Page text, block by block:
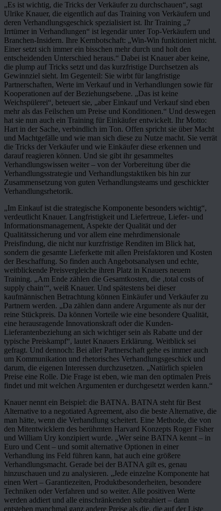
„Es ist wichtig, die Tricks der Verkäufer zu durchschauen“, sagt
Ulrike Knauer, die eigentlich auf das Training von Verkäufern und
deren Verhandlungsgeschick spezialisiert ist. Ihr Training „7
Irrtümer in Verhandlungen“ ist legendär unter Top-Verkäufern und
Branchen-Insidern. Ihre Kernbotschaft: „Win-Win funktioniert nicht.
Einer setzt sich immer ein bisschen mehr durch und holt den
entscheidenden Unterschied heraus.“ Dabei ist Knauer aber keine,
die plump auf Tricks setzt und das kurzfristige Durchsetzen als
Gewinnziel sieht. Im Gegenteil: Sie wirbt für langfristige
Partnerschaften, Werte im Verkauf und in Verhandlungen sowie für
Kooperationen auf der Beziehungsebene. „Das ist keine
Weichspülerei“, beteuert sie, „aber Einkauf und Verkauf sind eben
mehr als das Feilschen um Preise und Konditionen.“ Und deswegen
hat sie nun auch ein Training für Einkäufer entwickelt. Ihr Motto:
Hart in der Sache, verbindlich im Ton. Offen spricht sie über Macht
und Machtgefälle und wie man sich diese zu Nutze macht. Sie verrät
die Tricks der Verkäufer und wie Einkäufer diese erkennen und
darauf reagieren können. Und sie gibt ihr gesammeltes
Verhandlungswissen weiter – von der Vorbereitung über die
Verhandlungsstrategie und Verhandlungstaktiken bis hin zur
Zusammensetzung von guten Verhandlungsteams und geschickter
Verhandlungsrhetorik.
„Im Einkauf ist die strategische Komponente besonders wichtig“,
verdeutlicht Knauer. Langfristigkeit und Liefertreue, Liefer- und
Informationsmanagement, Aspekte der Qualität und der
Qualitätssicherung und vor allem eine mehrdimensionale
Preisfindung, die nicht nur kurzfristige Renditen im Blick hat,
sondern die gesamte Lieferkette mit allen Preisfaktoren und Kosten
der Beschaffung. So finden auch Angebotsanalysen und echte,
weitblickende Preisvergleiche ihren Platz in Knauers neuem
Training. „Am Ende zählen die Gesamtkosten, die ‚total costs of
supply chain‘“, weiß Knauer. Und spätestens bei dieser
kaufmännischen Betrachtung können Einkäufer und Verkäufer zu
Partnern werden. „Da zählen dann andere Argumente als nur der
reine Stückpreis. Da können Vorteile wie eine besondere Qualität,
eine herausragende Innovationskraft oder die Kunden-
Lieferantenbeziehung an sich wichtiger sein als Rabatte und der
typische Preiskampf“, lautet Knauers Erklärung. Weitblick sei
gefragt. Und dennoch: Bei aller Partnerschaft gehe es immer auch
um Kommunikation und rhetorisches Verhandlungsgeschick und
darum, die eigenen Interessen durchzusetzen. „Natürlich spielen
Preise eine Rolle. Die Frage ist eben, wie man den optimalen Preis
findet und mit welchen Argumenten er durchgesetzt werden kann.“
Knauer nennt ein Beispiel: die BATNA. BATNA steht für Best
Alternative to a negotiated Agreement, also die beste Alternative, die
man hätte, wenn die Verhandlung scheitert. Eine Methode, die von
den Mitentwicklern des berühmten Harvard Konzepts Roger Fisher
und William Ury konzipiert wurde. „Wer seine BATNA kennt – in
Euro und Cent – und somit alternative Optionen in einer
Verhandlung ins Feld führen kann, hat auch eine größere
Verhandlungsmacht. Gerade bei der BATNA gilt es, genau
hinzuschauen und zu analysieren. „Jede einzelne Komponente hat
einen Wert – Garantiezeiten, Produktbesonderheiten, besondere
Techniken oder Verfahren und so weiter. Alle positiven Werte
werden addiert und alle einschränkenden subtrahiert – dann
entstehen manchmal ganz andere Preise als die, die auf der Liste